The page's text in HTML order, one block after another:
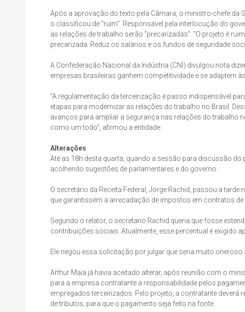
Após a aprovação do texto pela Câmara, o ministro-chefe da
o classificou de “ruim”. Responsável pela interlocução do
as relações de trabalho serão “precarizadas”. “O projeto é
precarizada. Reduz os salários e os fundos de seguridade
A Confederação Nacional da Indústria (CNI) divulgou nota
empresas brasileiras ganhem competitividade e se adaptem
“A regulamentação da terceirização é passo indispensável
etapas para modernizar as relações do trabalho no Brasil.
avanços para ampliar a segurança nas relações do trabalho
como um todo”, afirmou a entidade.
Alterações
Até as 18h desta quarta, quando a sessão para discussão
acolhendo sugestões de parlamentares e do governo.
O secretário da Receita Federal, Jorge Rachid, passou a
que garantissem a arrecadação de impostos em contratos de
Segundo o relator, o secretario Rachid queria que fosse
contribuições sociais. Atualmente, esse percentual é exigido
Ele negou essa solicitação por julgar que seria muito
Arthur Maia já havia aceitado alterar, após reunião com o
para a empresa contratante a responsabilidade pelos
empregados terceirizados. Pelo projeto, a contratante
de tributos, para que o pagamento seja feito na fonte.